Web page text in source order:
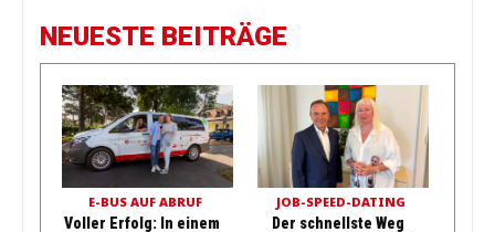
NEUESTE BEITRÄGE
E-BUS AUF ABRUF
Voller Erfolg: In einem
JOB-SPEED-DATING
Der schnellste Weg